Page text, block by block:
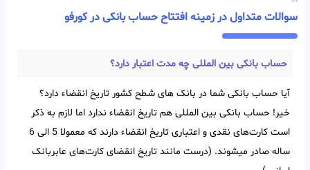
سوالات متداول در زمینه افتتاح حساب بانکی در کورفو
حساب بانکی بین‌ المللی چه مدت اعتبار دارد؟
آیا حساب بانکی شما در بانک های شطح کشور تاریخ انقضاء دارد؟
خیر! حساب بانکی بین‌ المللی هم تاریخ انقضاء ندارد اما لازم به ذکر
است کارت‌های نقدی و اعتباری تاریخ انقضاء دارند که معمولا 5 الی 6
ساله صادر میشوند. (درست مانند تاریخ انقضای کارت‌های عابربانک